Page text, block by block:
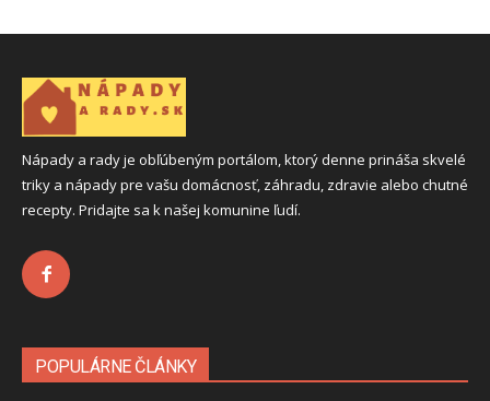
Nápady a rady je obľúbeným portálom, ktorý denne prináša skvelé
triky a nápady pre vašu domácnosť, záhradu, zdravie alebo chutné
recepty. Pridajte sa k našej komunine ľudí.
POPULÁRNE ČLÁNKY